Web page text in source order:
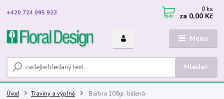
Menu
Hledat
+420 724 095 923 0 ks
za 0,00 Kč
Úvod Traviny a výplně Barbra 100gr. bělená